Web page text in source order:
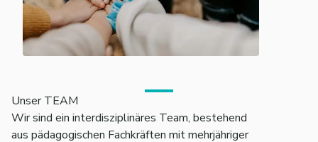
Unser TEAM
Wir sind ein interdisziplinäres Team, bestehend
aus pädagogischen Fachkräften mit mehrjähriger